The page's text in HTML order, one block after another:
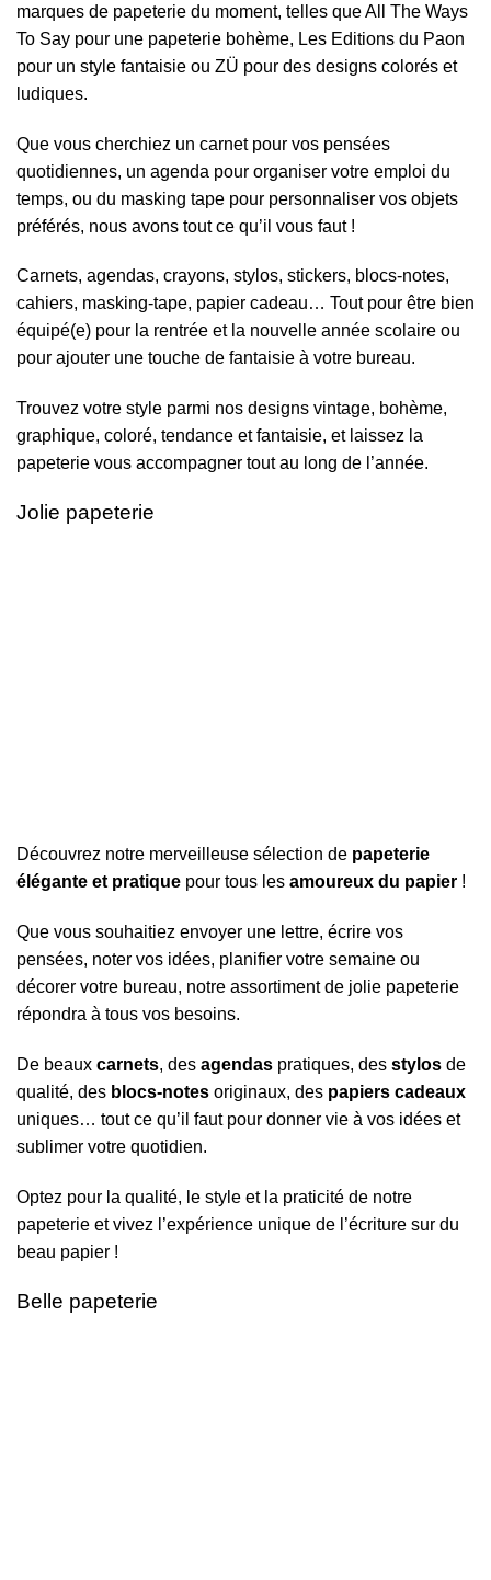
marques de papeterie du moment, telles que All The Ways
To Say pour une papeterie bohème, Les Editions du Paon
pour un style fantaisie ou ZÜ pour des designs colorés et
ludiques.
Que vous cherchiez un carnet pour vos pensées
quotidiennes, un agenda pour organiser votre emploi du
temps, ou du masking tape pour personnaliser vos objets
préférés, nous avons tout ce qu’il vous faut !
Carnets, agendas, crayons, stylos, stickers, blocs-notes,
cahiers, masking-tape, papier cadeau… Tout pour être bien
équipé(e) pour la rentrée et la nouvelle année scolaire ou
pour ajouter une touche de fantaisie à votre bureau.
Trouvez votre style parmi nos designs vintage, bohème,
graphique, coloré, tendance et fantaisie, et laissez la
papeterie vous accompagner tout au long de l’année.
Jolie papeterie
Découvrez notre merveilleuse sélection de papeterie
élégante et pratique pour tous les amoureux du papier !
Que vous souhaitiez envoyer une lettre, écrire vos
pensées, noter vos idées, planifier votre semaine ou
décorer votre bureau, notre assortiment de jolie papeterie
répondra à tous vos besoins.
De beaux carnets, des agendas pratiques, des stylos de
qualité, des blocs-notes originaux, des papiers cadeaux
uniques… tout ce qu’il faut pour donner vie à vos idées et
sublimer votre quotidien.
Optez pour la qualité, le style et la praticité de notre
papeterie et vivez l’expérience unique de l’écriture sur du
beau papier !
Belle papeterie